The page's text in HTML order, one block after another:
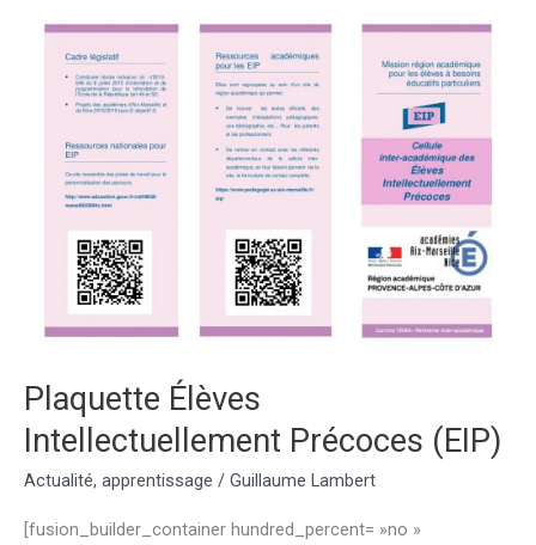
parents
élèves
3ème
Plaquette Élèves
Intellectuellement Précoces (EIP)
Actualité, apprentissage / Guillaume Lambert
[fusion_builder_container hundred_percent= »no »